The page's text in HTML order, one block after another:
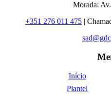
Morada:
+351 276 011 475|
Início
Plantel